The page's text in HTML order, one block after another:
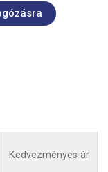
Kedvezményes ár